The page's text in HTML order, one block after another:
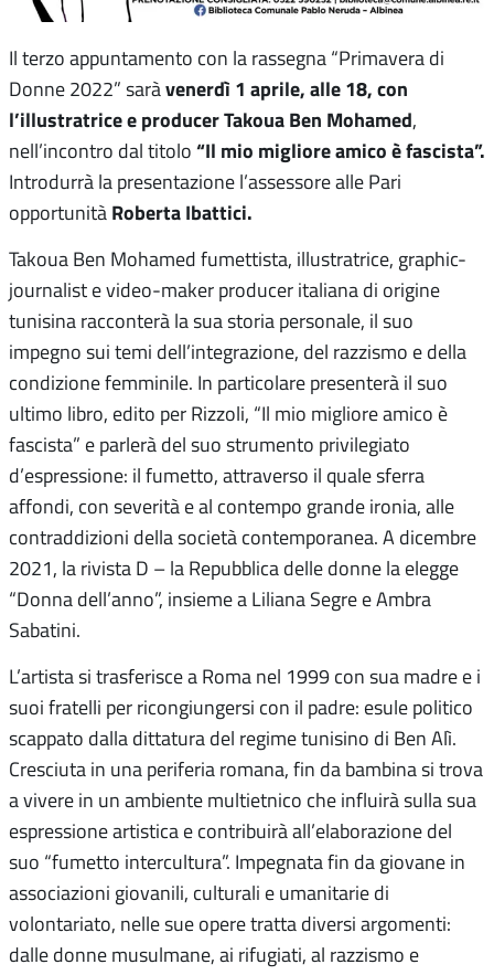
Il terzo appuntamento con la rassegna “Primavera di
Donne 2022” saràvenerdì 1 aprile, alle 18, con
l’illustratrice e producer Takoua Ben Mohamed,
nell’incontro dal titolo “Il mio migliore amico è fascista”.
Introdurrà la presentazione l’assessore alle Pari
opportunità Roberta Ibattici.
Takoua Ben Mohamed fumettista, illustratrice, graphic-
journalist e video-maker producer italiana di origine
tunisina racconterà la sua storia personale, il suo
impegno sui temi dell’integrazione, del razzismo e della
condizione femminile. In particolare presenterà il suo
ultimo libro, edito per Rizzoli, “Il mio migliore amico è
fascista” e parlerà del suo strumento privilegiato
d’espressione: il fumetto, attraverso il quale sferra
affondi, con severità e al contempo grande ironia, alle
contraddizioni della società contemporanea. A dicembre
2021, la rivista D – la Repubblica delle donne la elegge
“Donna dell’anno”, insieme a Liliana Segre e Ambra
Sabatini.
L’artista si trasferisce a Roma nel 1999 con sua madre e i
suoi fratelli per ricongiungersi con il padre: esule politico
scappato dalla dittatura del regime tunisino di Ben Alì.
Cresciuta in una periferia romana, fin da bambina si trova
a vivere in un ambiente multietnico che influirà sulla sua
espressione artistica e contribuirà all’elaborazione del
suo “fumetto intercultura”. Impegnata fin da giovane in
associazioni giovanili, culturali e umanitarie di
volontariato, nelle sue opere tratta diversi argomenti:
dalle donne musulmane, ai rifugiati, al razzismo e